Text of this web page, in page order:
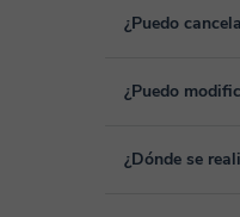
¿Puedo
Sí, puedes
¿Puedo
Sí, siempre
¿Dónde se